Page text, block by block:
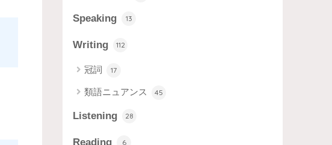
Speaking 13
Writing 112
冠詞 17
類語ニュアンス 45
Listening 28
Reading 6